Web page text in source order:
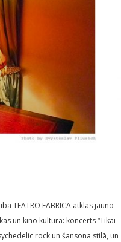
TEATRO FABRICA atklās jauno
un kino kultūrā: koncerts “Tikai
rock un šansona stilā, un